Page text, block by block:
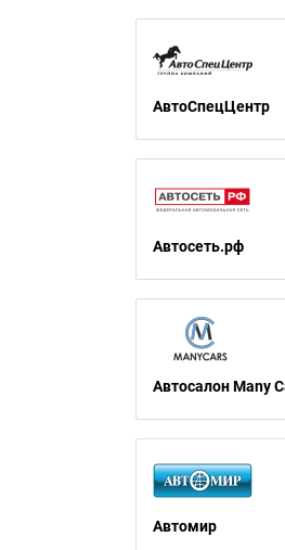
АвтоСпецЦентр
Автосеть.рф
Автосалон Many
Автомир